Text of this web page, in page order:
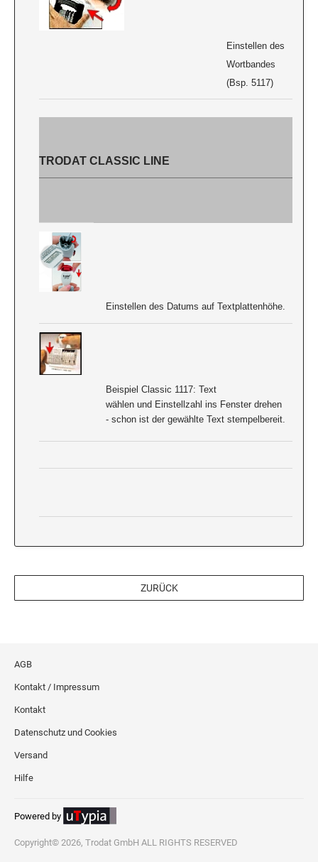
Einstellen des
Wortbandes
(Bsp. 5117)
TRODAT CLASSIC LINE
Einstellen des Datums auf Textplattenhöhe.
Beispiel Classic 1117: Text
wählen und Einstellzahl ins Fenster drehen
- schon ist der gewählte Text stempelbereit.
ZURÜCK
AGB
Kontakt / Impressum
Kontakt
Datenschutz und Cookies
Versand
Hilfe
Powered by
Copyright© 2026, Trodat GmbH ALL RIGHTS RESERVED